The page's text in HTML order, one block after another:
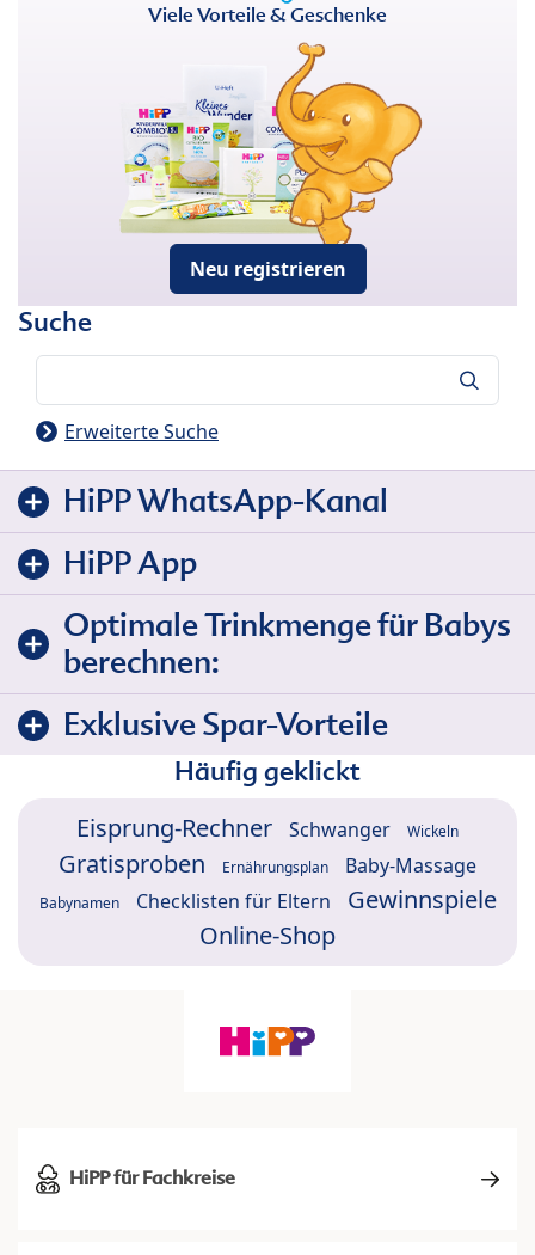
Viele Vorteile & Geschenke
Neu registrieren
Suche
Erweiterte Suche
HiPP WhatsApp-Kanal
HiPP App
Optimale Trinkmenge für Babys
berechnen:
Exklusive Spar-Vorteile
Häufig geklickt
Eisprung-Rechner Schwanger Wickeln
Gratisproben Ernährungsplan Baby-Massage
Babynamen Checklisten für Eltern
Gewinnspiele
Online-Shop
HiPP für Fachkreise